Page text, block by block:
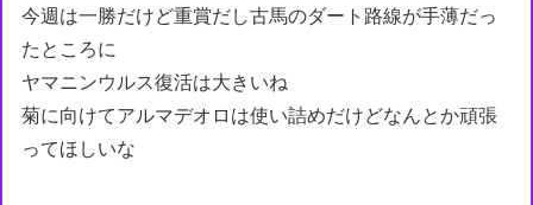
今週は一勝だけど重賞だし古馬のダート路線が手薄だっ
たところに
ヤマニンウルス復活は大きいね
菊に向けてアルマデオロは使い詰めだけどなんとか頑張
ってほしいな